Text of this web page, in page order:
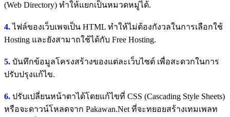
(Web Directory) ทำให้แยกเป็นหมวดหมู่ได้.
4. ไฟล์ของเว็บเพจเป็น HTML ทำให้ไม่ต้องกังวลในการเลือกใช้
Hosting และยังสามาถใช้ได้กับ Free Hosting.
5. บันทึกข้อมูลโครงสร้างของแต่ละเว็บไซต์ เพื่อสะดวกในการ
ปรับปรุงแก้ไข.
6. ปรับเปลี่ยนหน้าตาได้โดยแก้ไขที่ CSS (Cascading Style Sheets)
หรือจะดาวน์โหลดจาก Pakawan.Net ที่จะทยอยสร้างเทมเพลท